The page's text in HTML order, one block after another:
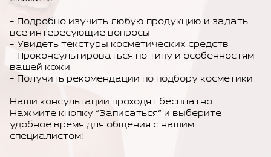
- Подробно изучить любую продукцию и задать
все интересующие вопросы
- Увидеть текстуры косметических средств
- Проконсультироваться по типу и особенностям
вашей кожи
- Получить рекомендации по подбору косметики
Наши консультации проходят бесплатно.
Нажмите кнопку “Записаться” и выберите
удобное время для общения с нашим
специалистом!